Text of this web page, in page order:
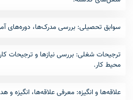
سوابق تحصیلی: بررسی مدرک‌ها، دوره‌های
ترجیحات شغلی: بررسی نیازها و ترجیحات
محیط کار.
علاقه‌ها و انگیزه: معرفی علاقه‌ها، انگیزه